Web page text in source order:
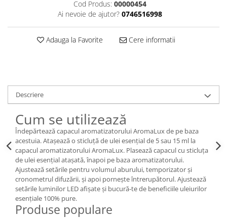
Cod Produs: 00000454
Ai nevoie de ajutor? 0746516998
Adauga la Favorite Cere informatii
Descriere
Cum se utilizează
Îndepărtează capacul aromatizatorului AromaLux de pe baza
acestuia. Atașează o sticluță de ulei esențial de 5 sau 15 ml la
capacul aromatizatorului AromaLux. Plasează capacul cu sticluța
de ulei esențial atașată, înapoi pe baza aromatizatorului.
Ajustează setările pentru volumul aburului, temporizator și
cronometrul difuzării, și apoi pornește întrerupătorul. Ajustează
setările luminilor LED afișate și bucură-te de beneficiile uleiurilor
esențiale 100% pure.
Produse populare